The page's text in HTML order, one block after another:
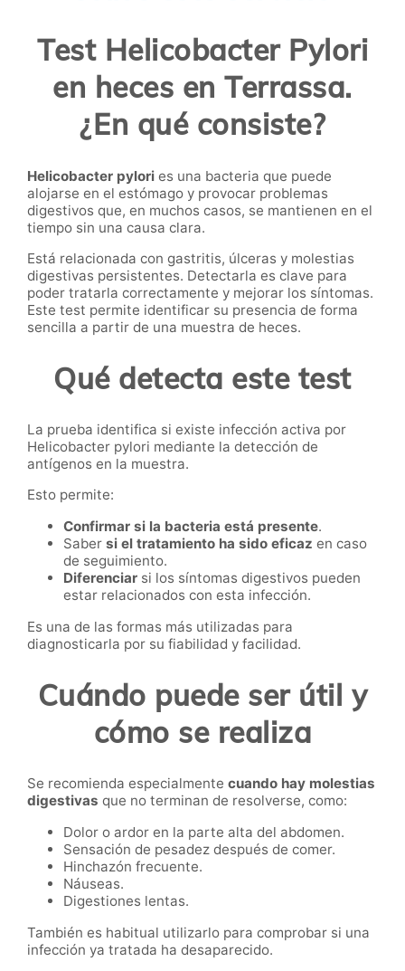
Test Helicobacter Pylori
en heces en Terrassa.
¿En qué consiste?
Helicobacter pylori es una bacteria que puede
alojarse en el estómago y provocar problemas
digestivos que, en muchos casos, se mantienen en el
tiempo sin una causa clara.
Está relacionada con gastritis, úlceras y molestias
digestivas persistentes. Detectarla es clave para
poder tratarla correctamente y mejorar los síntomas.
Este test permite identificar su presencia de forma
sencilla a partir de una muestra de heces.
Qué detecta este test
La prueba identifica si existe infección activa por
Helicobacter pylori mediante la detección de
antígenos en la muestra.
Esto permite:
Confirmar si la bacteria está presente.
Saber si el tratamiento ha sido eficaz en caso
de seguimiento.
Diferenciar si los síntomas digestivos pueden
estar relacionados con esta infección.
Es una de las formas más utilizadas para
diagnosticarla por su fiabilidad y facilidad.
Cuándo puede ser útil y
cómo se realiza
Se recomienda especialmente cuando hay molestias
digestivas que no terminan de resolverse, como:
Dolor o ardor en la parte alta del abdomen.
Sensación de pesadez después de comer.
Hinchazón frecuente.
Náuseas.
Digestiones lentas.
También es habitual utilizarlo para comprobar si una
infección ya tratada ha desaparecido.